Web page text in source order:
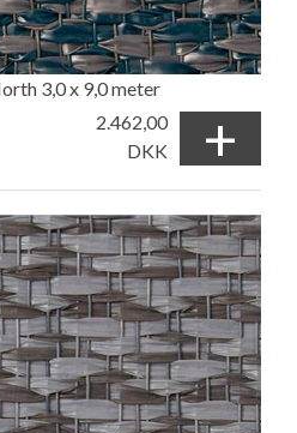
3,0 x 9,0 meter
2.462,00
DKK
+